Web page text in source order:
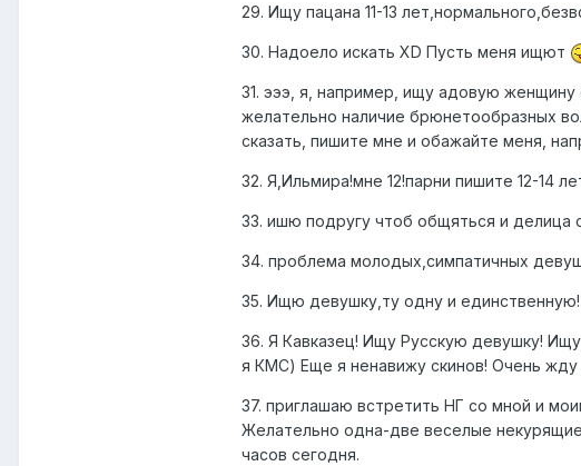
29. Ищу пацана 11-13
30. Надоело искать ХD Пусть меня ищют
31. эээ, я, например, ищу адовую
желательно наличие брюнетообразных
сказать, пишите мне и обажайте меня,
32. Я,Ильмира!мне 12!парни пишите 12-14
33. ишю подругу чтоб общяться и делица
34. проблема молодых,симпатичных
35. Ищю девушку,ту одну и
36. Я Кавказец! Ищу Русскую девушку!
я КМС) Еще я ненавижу скинов! Очень
37. приглашаю встретить НГ со мной и
Желательно одна-две веселые
часов сегодня.